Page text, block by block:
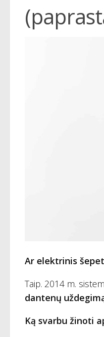
Ar elektrinis
Taip. 2014 m.
dantenų
Ką svarbu žinoti